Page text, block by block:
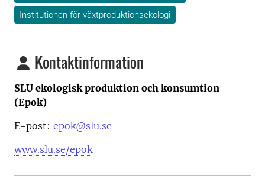
Institutionen för växtproduktionsekologi
Kontaktinformation
SLU ekologisk produktion och konsumtion
(Epok)
E-post: epok@slu.se
www.slu.se/epok